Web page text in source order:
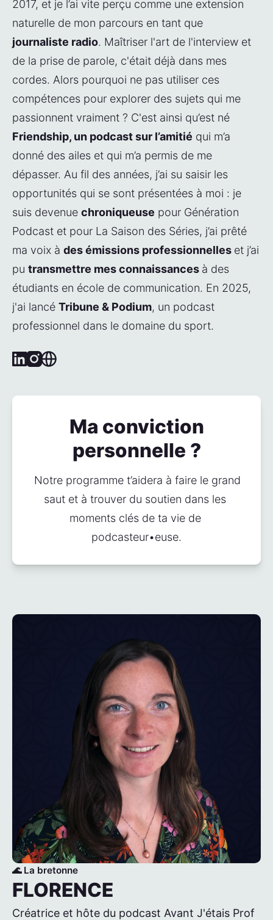
2017, et je l’ai vite perçu comme une extension
journaliste radio. Maîtriser l'art de l'interview et
de la prise de parole, c'était déjà dans mes
cordes. Alors pourquoi ne pas utiliser ces
compétences pour explorer des sujets qui me
Friendship, un podcast sur l’amitié qui m’a
donné des ailes et qui m’a permis de me
dépasser. Au fil des années, j’ai su saisir les
opportunités qui se sont présentées à moi : je
suis devenue chroniqueuse pour Génération
Podcast et pour La Saison des Séries, j’ai prêté
ma voix à des émissions professionnelles et j’ai
pu transmettre mes connaissances à des
étudiants en école de communication. En 2025,
j'ai lancé Tribune & Podium, un podcast
professionnel dans le domaine du sport.
Linked_in
Instagram
Website
Ma conviction
personnelle ?
saut et à trouver du soutien dans les
moments clés de ta vie de
podcasteur•euse.
🌊 La bretonne
FLORENCE
Créatrice et hôte du podcast Avant J'étais Prof